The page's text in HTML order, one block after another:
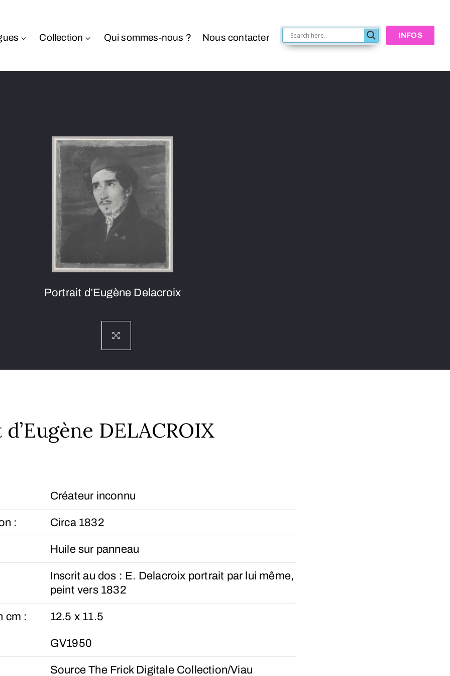
Collection Qui sommes-nous ? Nous contacter INFOS
Portrait d’Eugène Delacroix
DELACROIX
Créateur inconnu
: Circa 1832
Huile sur panneau
Inscrit au dos : E. Delacroix portrait par lui même,
peint vers 1832
cm : 12.5 x 11.5
GV1950
Source The Frick Digitale Collection/Viau